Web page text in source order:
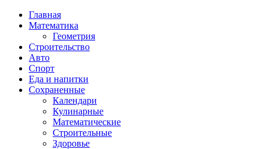
Главная
Математика
Геометрия
Строительство
Авто
Спорт
Еда и напитки
Сохраненные
Календари
Кулинарные
Математические
Строительные
Здоровье